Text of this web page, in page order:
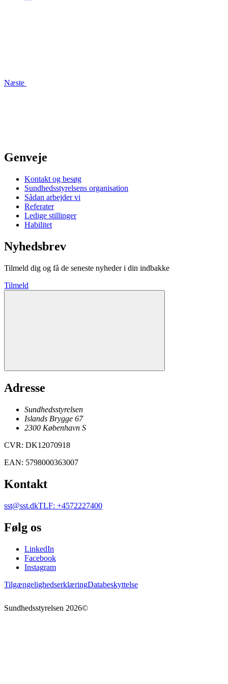
Næste
Genveje
Kontakt og besøg
Sundhedsstyrelsens organisation
Sådan arbejder vi
Referater
Ledige stillinger
Habilitet
Nyhedsbrev
Tilmeld dig og få de seneste nyheder i din indbakke
Tilmeld
Adresse
Sundhedsstyrelsen
Islands Brygge 67
2300 København S
CVR: DK12070918
EAN: 5798000363007
Kontakt
sst@sst.dkTLF: +4572227400
Følg os
LinkedIn
Facebook
Instagram
TilgængelighedserklæringDatabeskyttelse
Sundhedsstyrelsen 2026©